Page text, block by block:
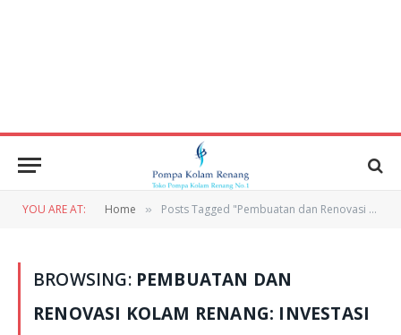
YOU ARE AT: Home » Posts Tagged "Pembuatan dan Renovasi Kolam Renang: Investasi untuk Kenyamanan dan Nilai Properti"
BROWSING: PEMBUATAN DAN
RENOVASI KOLAM RENANG: INVESTASI